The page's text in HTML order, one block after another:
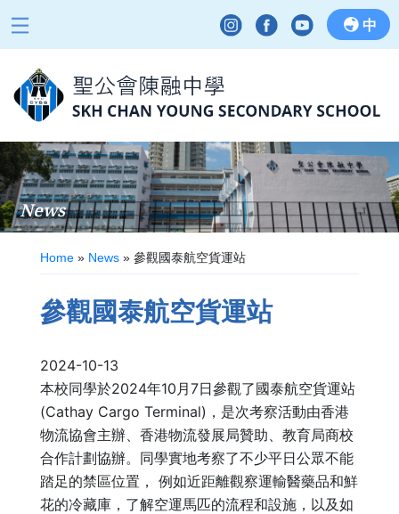
中
News
Home » News » 參觀國泰航空貨運站
參觀國泰航空貨運站
2024-10-13
本校同學於2024年10月7日參觀了國泰航空貨運站
(Cathay Cargo Terminal)，是次考察活動由香港
物流協會主辦、香港物流發展局贊助、教育局商校
合作計劃協辦。同學實地考察了不少平日公眾不能
踏足的禁區位置， 例如近距離觀察運輸醫藥品和鮮
花的冷藏庫，了解空運馬匹的流程和設施，以及如